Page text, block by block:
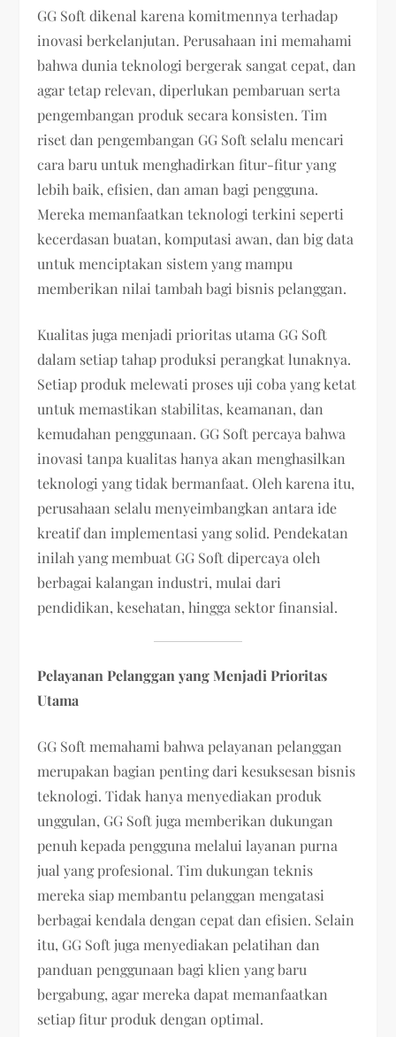
GG Soft dikenal karena komitmennya terhadap
inovasi berkelanjutan. Perusahaan ini memahami
bahwa dunia teknologi bergerak sangat cepat, dan
agar tetap relevan, diperlukan pembaruan serta
pengembangan produk secara konsisten. Tim
riset dan pengembangan GG Soft selalu mencari
cara baru untuk menghadirkan fitur-fitur yang
lebih baik, efisien, dan aman bagi pengguna.
Mereka memanfaatkan teknologi terkini seperti
kecerdasan buatan, komputasi awan, dan big data
untuk menciptakan sistem yang mampu
memberikan nilai tambah bagi bisnis pelanggan.
Kualitas juga menjadi prioritas utama GG Soft
dalam setiap tahap produksi perangkat lunaknya.
Setiap produk melewati proses uji coba yang ketat
untuk memastikan stabilitas, keamanan, dan
kemudahan penggunaan. GG Soft percaya bahwa
inovasi tanpa kualitas hanya akan menghasilkan
teknologi yang tidak bermanfaat. Oleh karena itu,
perusahaan selalu menyeimbangkan antara ide
kreatif dan implementasi yang solid. Pendekatan
inilah yang membuat GG Soft dipercaya oleh
berbagai kalangan industri, mulai dari
pendidikan, kesehatan, hingga sektor finansial.
Pelayanan Pelanggan yang Menjadi Prioritas
Utama
GG Soft memahami bahwa pelayanan pelanggan
merupakan bagian penting dari kesuksesan bisnis
teknologi. Tidak hanya menyediakan produk
unggulan, GG Soft juga memberikan dukungan
penuh kepada pengguna melalui layanan purna
jual yang profesional. Tim dukungan teknis
mereka siap membantu pelanggan mengatasi
berbagai kendala dengan cepat dan efisien. Selain
itu, GG Soft juga menyediakan pelatihan dan
panduan penggunaan bagi klien yang baru
bergabung, agar mereka dapat memanfaatkan
setiap fitur produk dengan optimal.